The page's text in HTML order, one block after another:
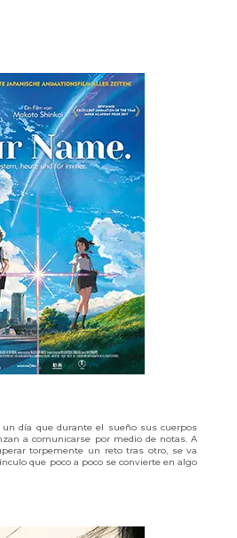
día que durante el sueño sus cuerpos
a comunicarse por medio de notas. A
torpemente un reto tras otro, se va
que poco a poco se convierte en algo